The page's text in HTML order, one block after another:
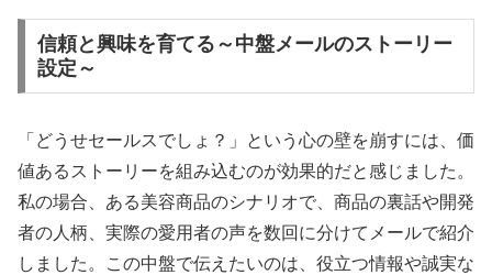
信頼と興味を育てる～中盤メールのストーリー
設定～
「どうせセールスでしょ？」という心の壁を崩すには、価
値あるストーリーを組み込むのが効果的だと感じました。
私の場合、ある美容商品のシナリオで、商品の裏話や開発
者の人柄、実際の愛用者の声を数回に分けてメールで紹介
しました。この中盤で伝えたいのは、役立つ情報や誠実な